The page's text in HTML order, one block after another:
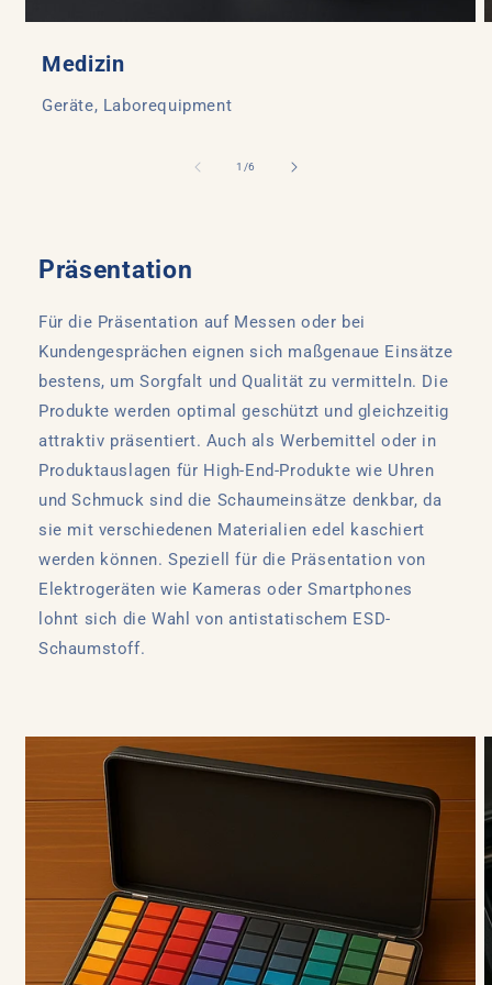
Medizin
Geräte, Laborequipment
1 /von
6
Präsentation
Für die Präsentation auf Messen oder bei
Kundengesprächen eignen sich maßgenaue Einsätze
bestens, um Sorgfalt und Qualität zu vermitteln. Die
Produkte werden optimal geschützt und gleichzeitig
attraktiv präsentiert. Auch als Werbemittel oder in
Produktauslagen für High-End-Produkte wie Uhren
und Schmuck sind die Schaumeinsätze denkbar, da
sie mit verschiedenen Materialien edel kaschiert
werden können. Speziell für die Präsentation von
Elektrogeräten wie Kameras oder Smartphones
lohnt sich die Wahl von antistatischem ESD-
Schaumstoff.